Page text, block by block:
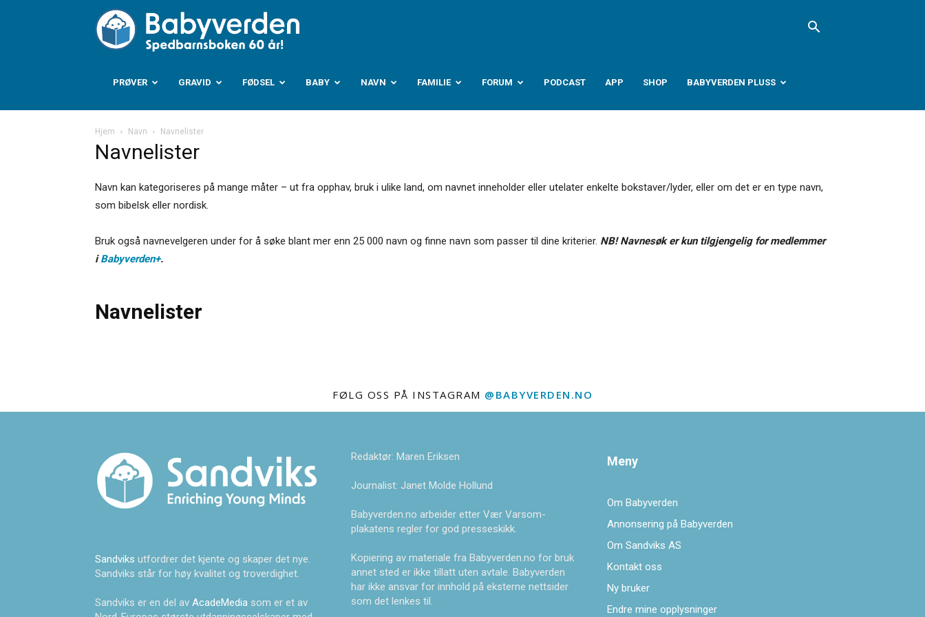
Babyverden.no
PRØVER GRAVID FØDSEL BABY NAVN FAMILIE FORUM PODCAST APP SHOP BABYVERDEN PLUSS
Hjem Navn Navnelister
Navnelister
Navn kan kategoriseres på mange måter – ut fra opphav, bruk i ulike land, om navnet inneholder eller utelater enkelte bokstaver/lyder, eller om det er en type navn,
som bibelsk eller nordisk.
Bruk også navnevelgeren under for å søke blant mer enn 25 000 navn og finne navn som passer til dine kriterier. NB! Navnesøk er kun tilgjengelig for medlemmer
iBabyverden+.
Navnelister
FØLG OSS PÅ INSTAGRAM @BABYVERDEN.NO
Sandviks utfordrer det kjente og skaper det nye.
Sandviks står for høy kvalitet og troverdighet.
Sandviks er en del av AcadeMedia som er et av
Redaktør: Maren Eriksen
Journalist: Janet Molde Hollund
Babyverden.no arbeider etter Vær Varsom-
plakatens regler for god presseskikk.
Kopiering av materiale fra Babyverden.no for bruk
annet sted er ikke tillatt uten avtale. Babyverden
har ikke ansvar for innhold på eksterne nettsider
som det lenkes til.
Meny
Om Babyverden
Annonsering på Babyverden
Om Sandviks AS
Kontakt oss
Ny bruker
Endre mine opplysninger